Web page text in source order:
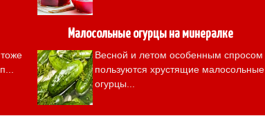
Малосольные огурцы на минералке
Весной и летом особенным спросом
пользуются хрустящие малосольные
огурцы...